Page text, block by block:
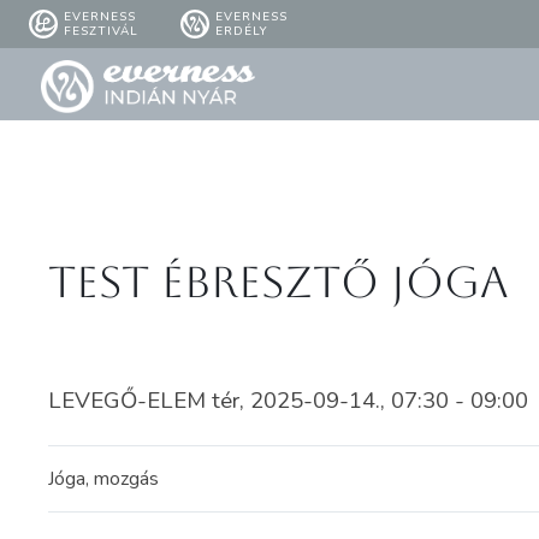
EVERNESS
FESZTIVÁL
EVERNESS
ERDÉLY
Test ébresztő jóga
LEVEGŐ-ELEM tér, 2025-09-14., 07:30 - 09:00
Jóga, mozgás